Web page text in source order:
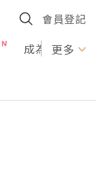
會員登記
成為U更多